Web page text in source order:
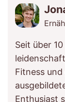
Seit über
Fitness
Enthusiast